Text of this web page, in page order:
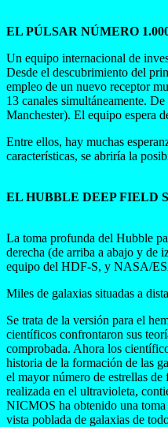
EL PÚLSAR NÚMERO
Un equipo internacional de
Desde el descubrimiento del
empleo de un nuevo receptor
13 canales simultáneamente.
Manchester). El equipo espera
Entre ellos, hay muchas
características, se abriría la
EL HUBBLE DEEP FIELD
La toma profunda del Hubble
derecha (de arriba a abajo y de
equipo del HDF-S, y NASA/
Miles de galaxias situadas a
Se trata de la versión para el
científicos confrontaron sus
comprobada. Ahora los
historia de la formación de las
el mayor número de estrellas
realizada en el ultravioleta,
NICMOS ha obtenido una
vista poblada de galaxias de